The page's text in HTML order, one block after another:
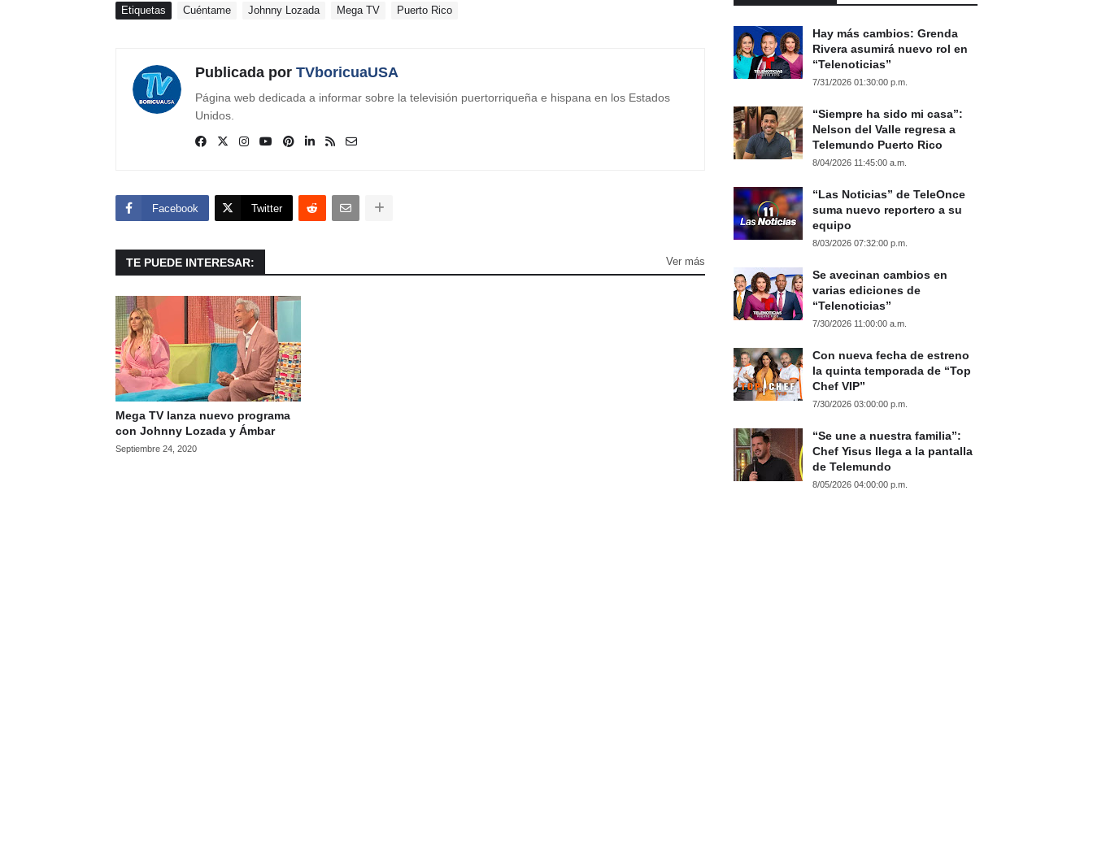
Etiquetas Cuéntame Johnny Lozada Mega TV Puerto Rico
Publicada por TVboricuaUSA
Página web dedicada a informar sobre la televisión puertorriqueña e hispana en los Estados
Unidos.
Facebook Twitter
TE PUEDE INTERESAR: Ver más
Mega TV lanza nuevo programa
con Johnny Lozada y Ámbar
Septiembre 24, 2020
Hay más cambios: Grenda
Rivera asumirá nuevo rol en
“Telenoticias”
7/31/2026 01:30:00 p.m.
“Siempre ha sido mi casa”:
Nelson del Valle regresa a
Telemundo Puerto Rico
8/04/2026 11:45:00 a.m.
“Las Noticias” de TeleOnce
suma nuevo reportero a su
equipo
8/03/2026 07:32:00 p.m.
Se avecinan cambios en
varias ediciones de
“Telenoticias”
7/30/2026 11:00:00 a.m.
Con nueva fecha de estreno
la quinta temporada de “Top
Chef VIP”
7/30/2026 03:00:00 p.m.
“Se une a nuestra familia”:
Chef Yisus llega a la pantalla
de Telemundo
8/05/2026 04:00:00 p.m.